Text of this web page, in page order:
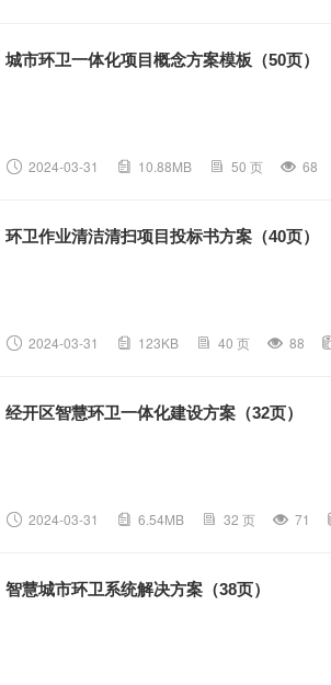
城市环卫一体化项目概念方案模板（50页）
2024-03-31 10.88MB 50 页 68
环卫作业清洁清扫项目投标书方案（40页）
2024-03-31 123KB 40 页 88
经开区智慧环卫一体化建设方案（32页）
2024-03-31 6.54MB 32 页 71
智慧城市环卫系统解决方案（38页）